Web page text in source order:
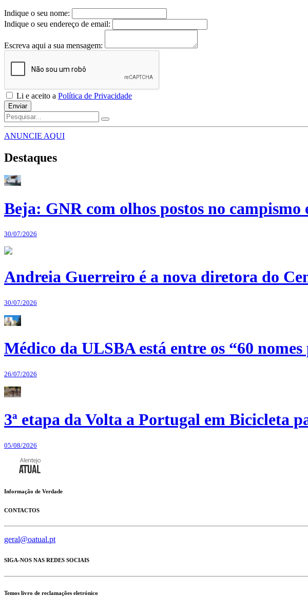
Indique o seu nome:
Indique o seu endereço de email:
Escreva aqui a sua mensagem:
Li e aceito a Política de Privacidade
Enviar
ANUNCIE AQUI
Destaques
Beja: GNR com olhos postos no
30/07/2026
Andreia Guerreiro é a nova diretora do
30/07/2026
Médico da ULSBA está entre os “60
26/07/2026
3ª etapa da Volta a Portugal em Bicicleta
05/08/2026
Informação de Verdade
CONTACTOS
geral@oatual.pt
SIGA-NOS NAS REDES SOCIAIS
Temos livro de reclamações eletrónico